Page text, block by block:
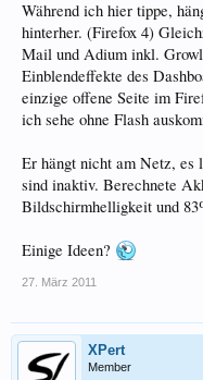
Während ich hier tippe,
hinterher. (Firefox 4)
Mail und Adium inkl.
Einblendeffekte des
einzige offene Seite im
ich sehe ohne Flash
Er hängt nicht am Netz, es
sind inaktiv. Berechnete
Bildschirmhelligkeit und
Einige Ideen?
27. März 2011
XPert
Member